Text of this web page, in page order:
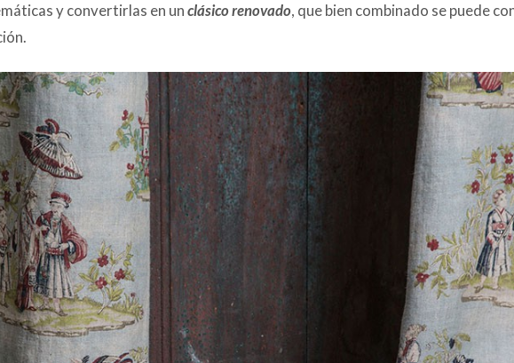
y convertirlas en unclásico renovado, que bien combinado se puede